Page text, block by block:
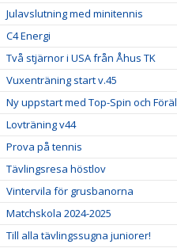
Julavslutning med minitennis
C4 Energi
Två stjärnor i USA från Åhus TK
Vuxenträning start v.45
Ny uppstart med Top-Spin och
Lovträning v44
Prova på tennis
Tävlingsresa höstlov
Vintervila för grusbanorna
Matchskola 2024-2025
Till alla tävlingssugna juniorer!